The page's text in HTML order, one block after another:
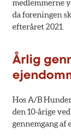
medlemmerne
da foreningen
efteråret 2021.
Årlig
Hos A/B
den 10-årige
gennemgang af